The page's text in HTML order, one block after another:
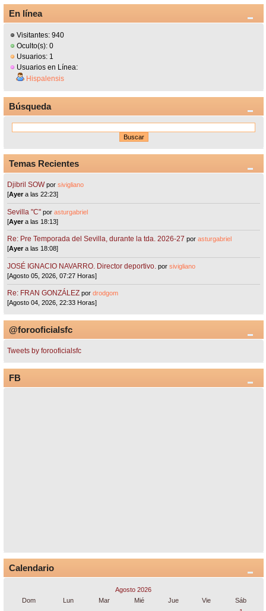
En línea
Visitantes: 940
Oculto(s): 0
Usuarios: 1
Usuarios en Línea:
Hispalensis
Búsqueda
Temas Recientes
Djibril SOW porsivigliano
[Ayera las 22:23]
Sevilla "C"porasturgabriel
[Ayera las 18:13]
Re: Pre Temporada del Sevilla, durante la tda. 2026-27 porasturgabriel
[Ayera las 18:08]
JOSÉ IGNACIO NAVARRO. Director deportivo. porsivigliano
[Agosto 05, 2026, 07:27 Horas]
Re: FRAN GONZÁLEZ pordrodgom
[Agosto 04, 2026, 22:33 Horas]
@forooficialsfc
Tweets by forooficialsfc
FB
Calendario
Agosto 2026
Dom
Lun Mar Mié Jue Vie
Sáb